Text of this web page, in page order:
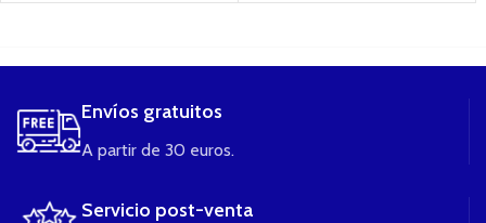
Envíos gratuitos
A partir de 30 euros.
Servicio post-venta